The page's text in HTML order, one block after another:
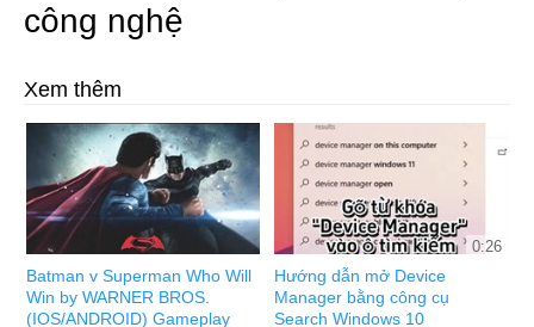
công nghệ
Xem thêm
Batman v Superman Who Will
Win by WARNER BROS.
(IOS/ANDROID) Gameplay
0:26
Hướng dẫn mở Device
Manager bằng công cụ
Search Windows 10